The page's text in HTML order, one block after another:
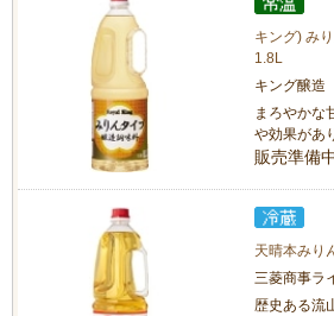
キング) み
1.8L
キング醸造
まろやかな
や効果があ
販売準備
天晴本みり
三菱商事ラ
歴史ある流